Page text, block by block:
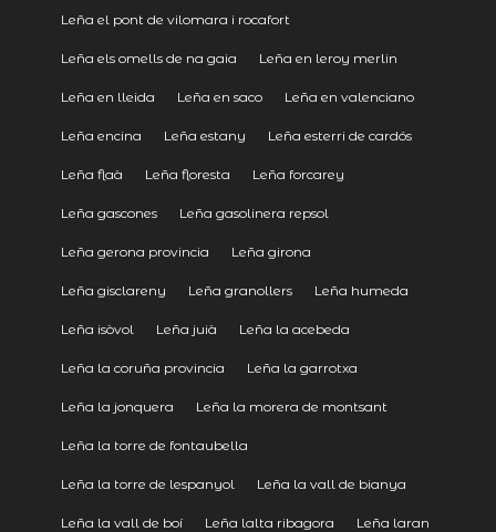
Leña el pont de vilomara i rocafort
Leña els omells de na gaia Leña en leroy merlin
Leña en lleida Leña en saco Leña en valenciano
Leña encina Leña estany Leña esterri de cardós
Leña flaà Leña floresta Leña forcarey
Leña gascones Leña gasolinera repsol
Leña gerona provincia Leña girona
Leña gisclareny Leña granollers Leña humeda
Leña isòvol Leña juià Leña la acebeda
Leña la coruña provincia Leña la garrotxa
Leña la jonquera Leña la morera de montsant
Leña la torre de fontaubella
Leña la torre de lespanyol Leña la vall de bianya
Leña la vall de boí Leña lalta ribagora Leña laran